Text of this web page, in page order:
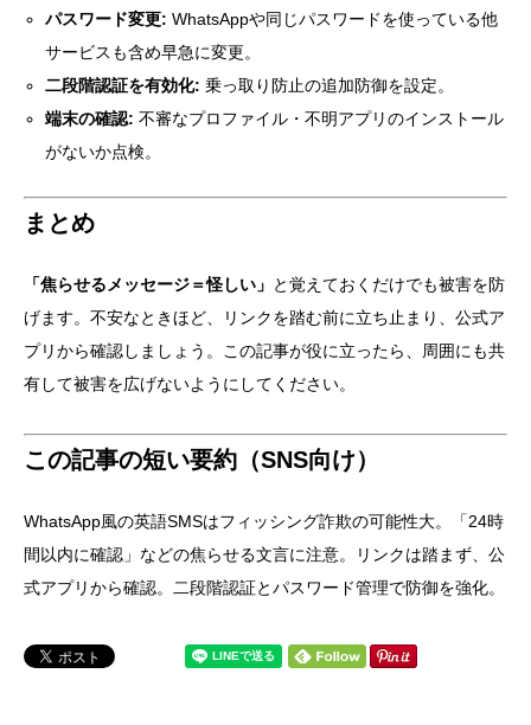
パスワード変更: WhatsAppや同じパスワードを使っている他
サービスも含め早急に変更。
二段階認証を有効化: 乗っ取り防止の追加防御を設定。
端末の確認: 不審なプロファイル・不明アプリのインストール
がないか点検。
まとめ
「焦らせるメッセージ＝怪しい」 と覚えておくだけでも被害を防
げます。不安なときほど、リンクを踏む前に立ち止まり、公式ア
プリから確認しましょう。この記事が役に立ったら、周囲にも共
有して被害を広げないようにしてください。
この記事の短い要約（SNS向け）
WhatsApp風の英語SMSはフィッシング詐欺の可能性大。「24時
間以内に確認」などの焦らせる文言に注意。リンクは踏まず、公
式アプリから確認。二段階認証とパスワード管理で防御を強化。